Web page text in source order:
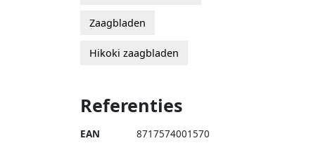
Zaagbladen
Hikoki zaagbladen
Referenties
EAN 8717574001570